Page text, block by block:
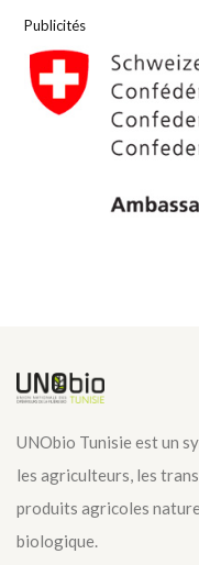
Publicités
UNObio Tunisie est un
les agriculteurs, les
produits agricoles
biologique.